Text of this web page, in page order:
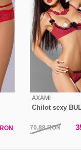
RON
AXAMI
Chilot sexy
70,88RON